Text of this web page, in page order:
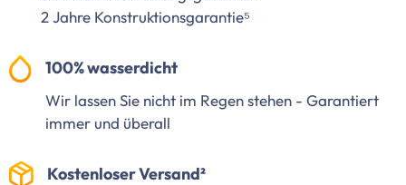
2 Jahre Konstruktionsgarantie⁵
100% wasserdicht
Wir lassen Sie nicht im Regen stehen - Garantiert
immer und überall
Kostenloser Versand²